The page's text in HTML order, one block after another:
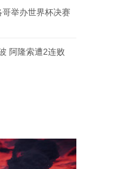
举办世界杯决赛
阿隆索遭2连败